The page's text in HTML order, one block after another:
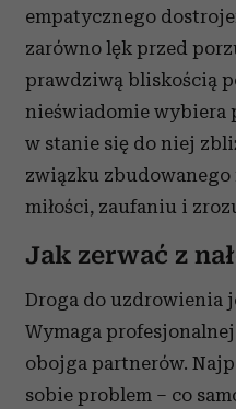
empatycznego
zarówno lęk przed
prawdziwą bliskością
nieświadomie wybiera
w stanie się do niej
związku
miłości, zaufaniu i
Jak zerwać z
Droga do uzdrowienia
Wymaga
obojga partnerów.
sobie problem – co